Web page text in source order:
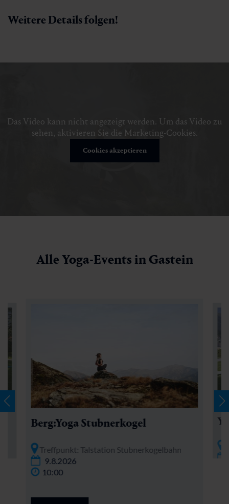
Weitere Details folgen!
Das Video kann nicht angezeigt werden. Um das Video zu
sehen, aktivieren Sie die Marketing-Cookies.
Cookies akzeptieren
Alle Yoga-Events in Gastein
Berg:Yoga Stubnerkogel
Treffpunkt: Talstation Stubnerkogelbahn
9.8.2026
10:00